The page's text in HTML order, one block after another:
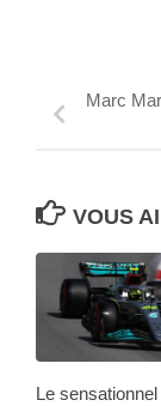
Marc
VOUS
Le